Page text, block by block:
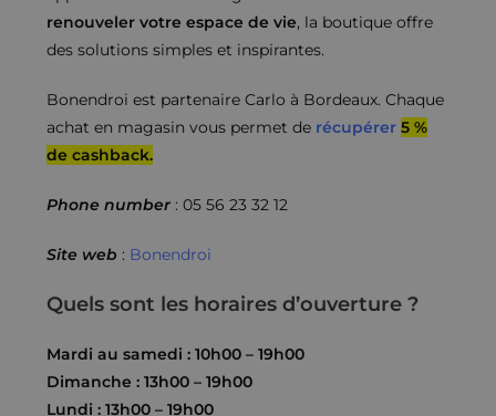
renouveler votre espace de vie, la boutique offre
des solutions simples et inspirantes.
Bonendroi est partenaire Carlo à Bordeaux. Chaque
achat en magasin vous permet de récupérer5 %
de cashback.
Phone number : 05 56 23 32 12
Site web : Bonendroi
Quels sont les horaires d’ouverture ?
Mardi au samedi : 10h00 – 19h00
Dimanche : 13h00 – 19h00
Lundi : 13h00 – 19h00